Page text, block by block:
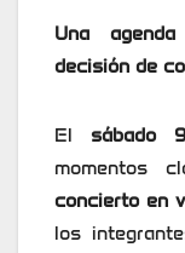
Una
decisión de
El sábado
momentos
concierto en
los